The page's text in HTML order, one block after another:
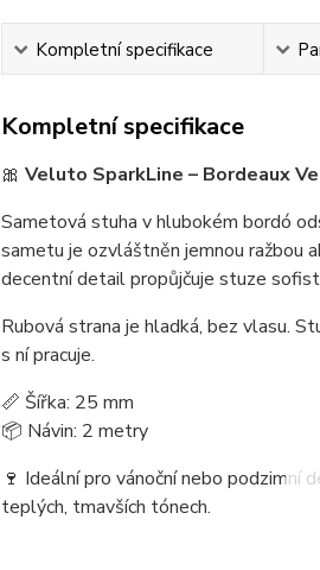
Kompletní specifikace
Kompletní specifikace
🎀 Veluto SparkLine – Bordeaux
Sametová stuha v hlubokém bordó
sametu je ozvláštněn jemnou ražbou
decentní detail propůjčuje stuze
Rubová strana je hladká, bez vlasu.
s ní pracuje.
📏 Šířka: 25 mm
📦 Návin: 2 metry
🍷 Ideální pro vánoční nebo podzimní
teplých, tmavších tónech.